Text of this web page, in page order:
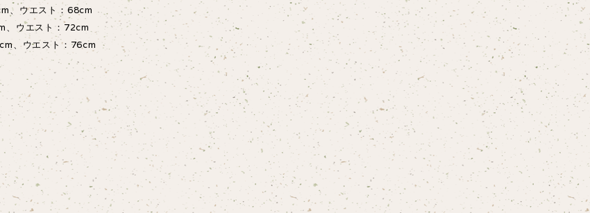
、ウエスト：68cm
、ウエスト：72cm
、ウエスト：76cm